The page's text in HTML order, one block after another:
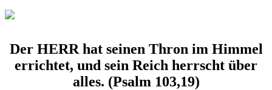
Der HERR hat seinen Thron im Himmel
errichtet, und sein Reich herrscht über
alles. (Psalm 103,19)